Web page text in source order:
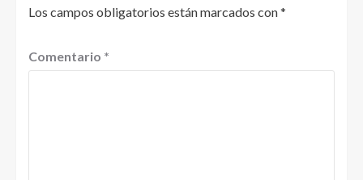
Los campos obligatorios están marcados con*
Comentario *